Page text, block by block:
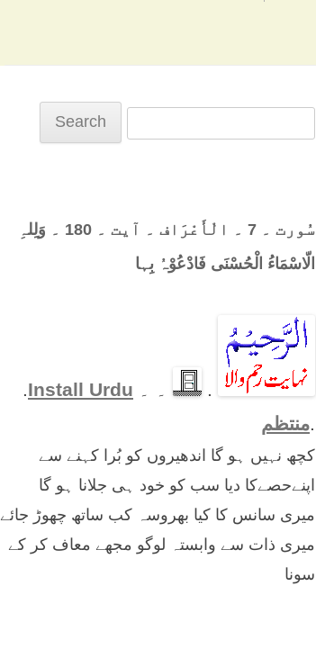
سُورت ۔ 7 ۔ الْأَعْرَاف ۔ آیت ۔ 180 ۔ وَلِلہِ
الّاسْمَاءُ الْحُسْنَی فَادْعُوْہُ بِہا
. ۔ ۔ Install Urdu
.
.منتظم
کچھ نہیں ہو گا اندھیروں کو بُرا کہنے سے
اپنےحصےکا دیا سب کو خود ہی جلانا ہو گا
میری سانس کا کیا بھروسہ کب ساتھ چھوڑ جائے
میری ذات سے وابستہ لوگو مجھے معاف کر کے
سونا